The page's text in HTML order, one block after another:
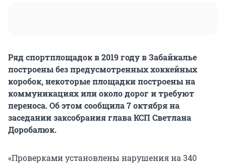
Ряд спортплощадок в 2019 году в Забайкалье
построены без предусмотренных хоккейных
коробок, некоторые площадки построены на
коммуникациях или около дорог и требуют
переноса. Об этом сообщила 7 октября на
заседании заксобрания глава КСП Светлана
Доробалюк.
«Проверками установлены нарушения на 340